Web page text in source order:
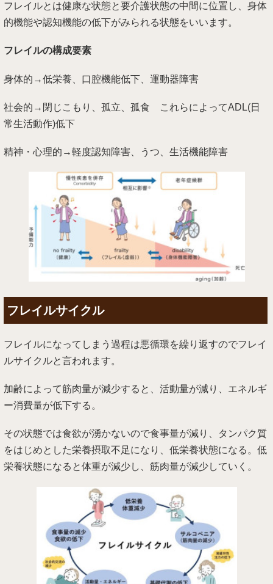
フレイルとは健康な状態と要介護状態の中間に位置し、身体
的機能や認知機能の低下がみられる状態をいいます。
フレイルの構成要素
身体的→低栄養、口腔機能低下、運動器障害
社会的→閉じこもり、孤立、孤食 これらによってADL(日
常生活動作)低下
精神・心理的→軽度認知障害、うつ、生活機能障害
フレイルサイクル
フレイルになってしまう過程は悪循環を繰り返すのでフレイ
ルサイクルと言われます。
加齢によって筋肉量が減少すると、活動量が減り、エネルギ
ー消費量が低下する。
その状態では食欲が湧かないので食事量が減り、タンパク質
をはじめとした栄養摂取不足になり、低栄養状態になる。低
栄養状態になると体重が減少し、筋肉量が減少していく。